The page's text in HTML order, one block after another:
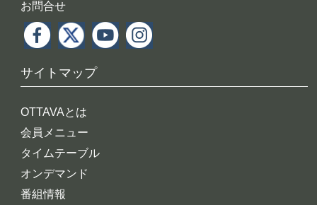
お問合せ
サイトマップ
OTTAVAとは
会員メニュー
タイムテーブル
オンデマンド
番組情報